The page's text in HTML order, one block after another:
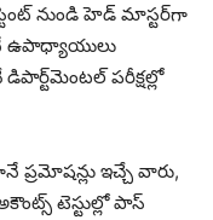
నుండి హెడ్ మాస్టర్‌గా
ఉపాధ్యాయులు
పరీక్షల్లో
ఇచ్చే వారు,
టెస్టుల్లో పాస్